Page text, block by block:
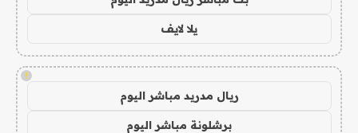
يلا لايف
!
ريال مدريد مباشر اليوم
برشلونة مباشر اليوم